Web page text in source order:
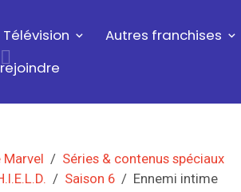
Télévision Autres franchises
Marvel
Séries & contenus spéciaux
Saison 6 Ennemi intime